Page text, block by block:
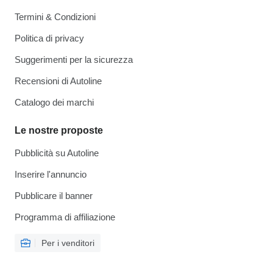
Termini & Condizioni
Politica di privacy
Suggerimenti per la sicurezza
Recensioni di Autoline
Catalogo dei marchi
Le nostre proposte
Pubblicità su Autoline
Inserire l'annuncio
Pubblicare il banner
Programma di affiliazione
Per i venditori